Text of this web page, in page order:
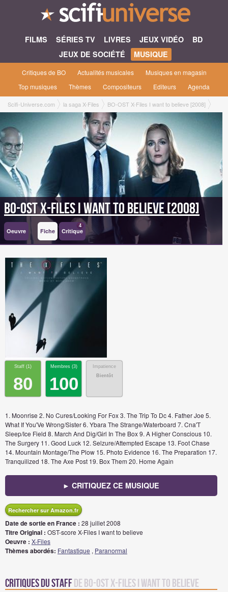
FILMS SÉRIES TV LIVRES JEUX VIDÉO
BD
JEUX DE SOCIÉTÉ
MUSIQUE
Critiques de BO Actualités musicales
Musiques en magasin
Top musiques
Thèmes Compositeurs Editeurs Agenda
Scifi-Universe.com la saga X-Files BO-OST X-Files I want to believe [2008]
BO-OST X-Files I want to believe [2008]
Oeuvre Fiche Critique
4
Staff (1)
80
Membres (3)
100
Impatience
Bientôt
1. Moonrise 2. No Cures/Looking For Fox 3. The Trip To Dc 4. Father Joe 5.
What If You'Ve Wrong/Sister 6. Ybara The Strange/Waterboard 7. Cna'T
Sleep/Ice Field 8. March And Dig/Girl In The Box 9. A Higher Conscious 10.
The Surgery 11. Good Luck 12. Selzure/Attempted Escape 13. Foot Chase
14. Mountain Montage/The Plow 15. Photo Evidence 16. The Preparation 17.
Tranquilized 18. The Axe Post 19. Box Them 20. Home Again
► CRITIQUEZ CE MUSIQUE
Rechercher sur Amazon.fr
Date de sortie en France : 28 juillet 2008
Titre Original : OST-score X-Files I want to believe
Oeuvre : X-Files
Thèmes abordés: Fantastique , Paranormal
Critiques du staffde BO-OST X-Files I want to believe